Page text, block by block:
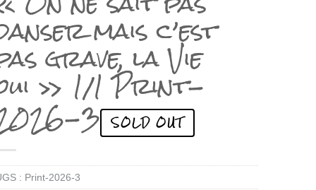
mais c’est
grave, la Vie
» 1/1 Print-
3
: Print-2026-3